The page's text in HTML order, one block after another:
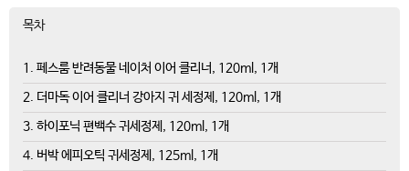
목차
1. 페스룸 반려동물 네이처 이어 클리너, 120ml, 1개
2. 더마독 이어 클리너 강아지 귀 세정제, 120ml, 1개
3. 하이포닉 편백수 귀세정제, 120ml, 1개
4. 버박 에피오틱 귀세정제, 125ml, 1개